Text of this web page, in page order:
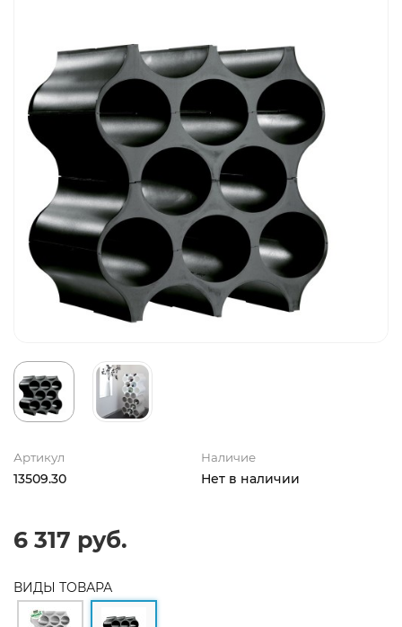
Артикул
13509.30
Наличие
Нет в наличии
6 317 руб.
ВИДЫ ТОВАРА